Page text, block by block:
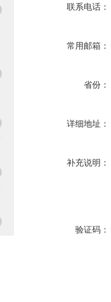
联系电话：
常用邮箱：
省份：
详细地址：
补充说明：
验证码：